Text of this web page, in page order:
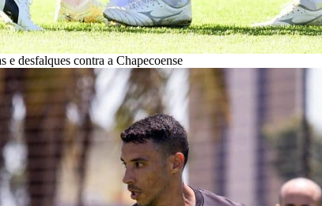
desfalques contra a Chapecoense